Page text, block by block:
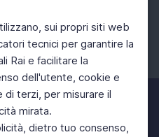
sui propri siti web
tecnici per garantire la
Rai e facilitare la
dell'utente, cookie e
di terzi, per misurare il
mirata.
dietro tuo consenso,
Twitter